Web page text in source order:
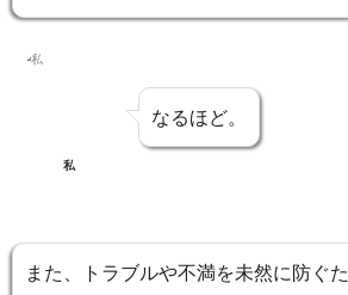
私
なるほど。
また、
トラブルや不満を未然に防ぐた